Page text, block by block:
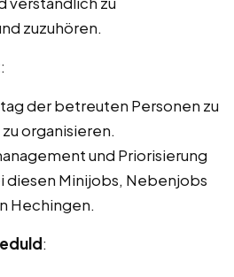
zuzuhören.
:
der betreuten Personen zu
organisieren.
und Priorisierung
diesen Minijobs, Nebenjobs
Hechingen.
: